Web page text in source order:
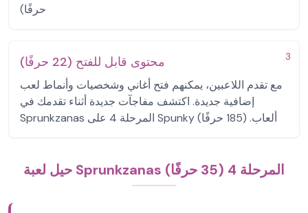
حرفًا)
3 محتوى قابل للفتح (22 حرفًا)
مع تقدم اللاعبين، يمكنهم فتح أغاني وشخصيات وأنماط لعب
إضافية جديدة. اكتشف مفاجآت جديدة أثناء تقدمك في
Sprunkzanas المرحلة 4 على Spunky ألعاب. (185 حرفًا)
حيل لعبة Sprunkzanas المرحلة 4 (35 حرفًا)